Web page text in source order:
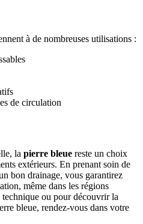
à de nombreuses utilisations :
de circulation
la pierre bleue reste un choix
extérieurs. En prenant soin de
bon drainage, vous garantirez
même dans les régions
ou pour découvrir la
bleue, rendez-vous dans votre